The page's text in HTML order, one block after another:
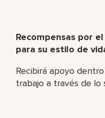
Recompensas por
para su estilo de
Recibirá apoyo
trabajo a través de lo